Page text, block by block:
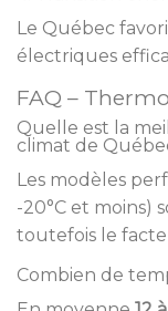
Le Québec
électriques
FAQ –
Quelle est la
climat de
Les modèles
-20°C et moins)
toutefois le
Combien de